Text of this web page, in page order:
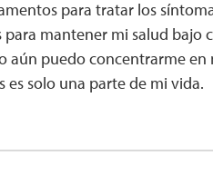
para tratar los
mantener mi salud bajo
aún puedo concentrarme en
solo una parte de mi vida.